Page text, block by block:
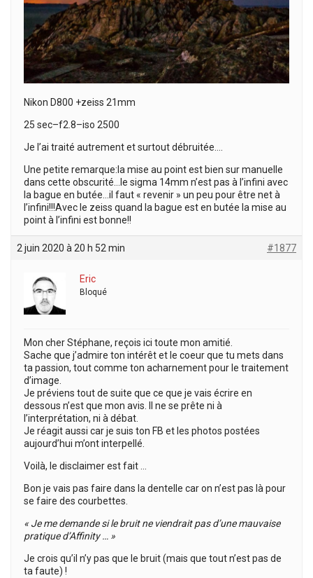
Nikon D800 +zeiss 21mm
25 sec–f2.8–iso 2500
Je l’ai traité autrement et surtout débruitée….
Une petite remarque:la mise au point est bien sur manuelle
dans cette obscurité…le sigma 14mm n’est pas à l’infini avec
la bague en butée…il faut « revenir » un peu pour être net à
l’infini!!!Avec le zeiss quand la bague est en butée la mise au
point à l’infini est bonne!!
2 juin 2020 à 20 h 52 min #1877
Eric
Bloqué
Mon cher Stéphane, reçois ici toute mon amitié.
Sache que j’admire ton intérêt et le coeur que tu mets dans
ta passion, tout comme ton acharnement pour le traitement
d’image.
Je préviens tout de suite que ce que je vais écrire en
dessous n’est que mon avis. Il ne se prête ni à
l’interprétation, ni à débat.
Je réagit aussi car je suis ton FB et les photos postées
aujourd’hui m’ont interpellé.
Voilà, le disclaimer est fait …
Bon je vais pas faire dans la dentelle car on n’est pas là pour
se faire des courbettes.
« Je me demande si le bruit ne viendrait pas d’une mauvaise
pratique d’Affinity … »
Je crois qu’il n’y pas que le bruit (mais que tout n’est pas de
ta faute) !